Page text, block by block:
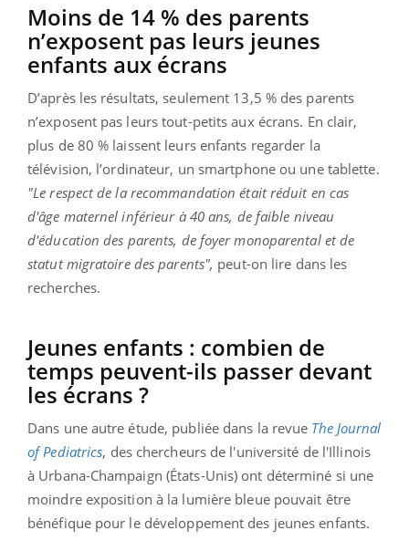
Moins de 14 % des parents
n’exposent pas leurs jeunes
enfants aux écrans
D’après les résultats, seulement 13,5 % des parents
n’exposent pas leurs tout-petits aux écrans. En clair,
plus de 80 % laissent leurs enfants regarder la
télévision, l’ordinateur, un smartphone ou une tablette.
"Le respect de la recommandation était réduit en cas
d'âge maternel inférieur à 40 ans, de faible niveau
d'éducation des parents, de foyer monoparental et de
statut migratoire des parents", peut-on lire dans les
recherches.
Jeunes enfants : combien de
temps peuvent-ils passer devant
les écrans ?
Dans une autre étude, publiée dans la revue The Journal
of Pediatrics, des chercheurs de l'université de l'Illinois
à Urbana-Champaign (États-Unis) ont déterminé si une
moindre exposition à la lumière bleue pouvait être
bénéfique pour le développement des jeunes enfants.